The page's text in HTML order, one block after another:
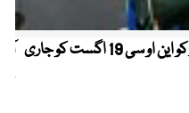
کیریبین پریمیئر لیگ ، قومی کرکٹرز کو این او سی 19 اگست کو جاری